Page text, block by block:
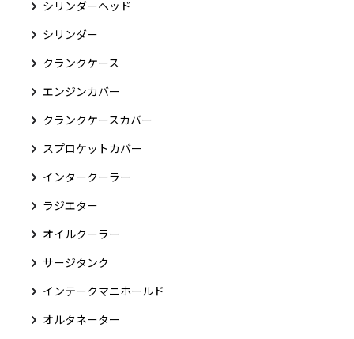
シリンダーヘッド
シリンダー
クランクケース
エンジンカバー
クランクケースカバー
スプロケットカバー
インタークーラー
ラジエター
オイルクーラー
サージタンク
インテークマニホールド
オルタネーター